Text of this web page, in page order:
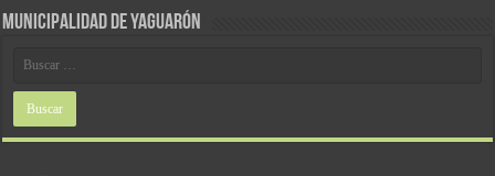
MUNICIPALIDAD DE YAGUARÓN